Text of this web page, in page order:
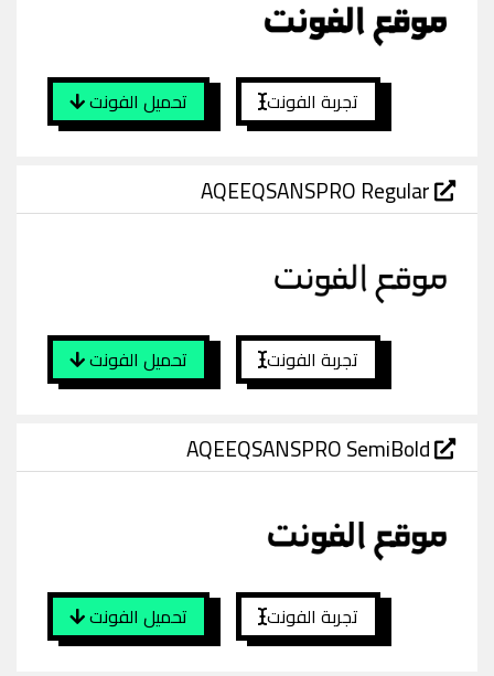
تحميل الفونت تجربة الفونت
AQEEQSANSPRO Regular
تحميل الفونت تجربة الفونت
AQEEQSANSPRO SemiBold
تحميل الفونت تجربة الفونت